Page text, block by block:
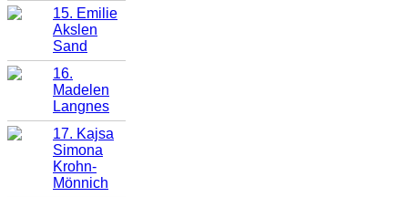
15. Emilie
Akslen
Sand
16.
Madelen
Langnes
17. Kajsa
Simona
Krohn-
Mönnich